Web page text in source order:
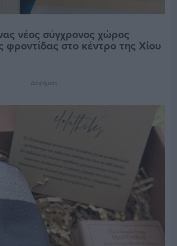
νέος σύγχρονος χώρος
φροντίδας στο κέντρο της Χίου
Διαφήμιση